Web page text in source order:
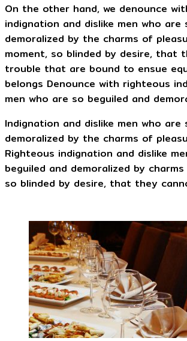
On the other hand, we denounce
indignation and dislike men who are
demoralized by the charms of
moment, so blinded by desire, that
trouble that are bound to ensue
belongs Denounce with righteous
men who are so beguiled and
Indignation and dislike men who are
demoralized by the charms of
Righteous indignation and dislike
beguiled and demoralized by
so blinded by desire, that they